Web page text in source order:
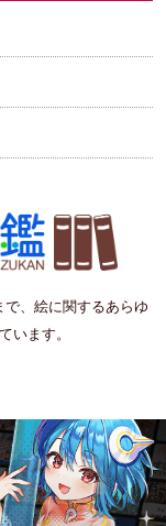
、絵に関するあらゆ
います。